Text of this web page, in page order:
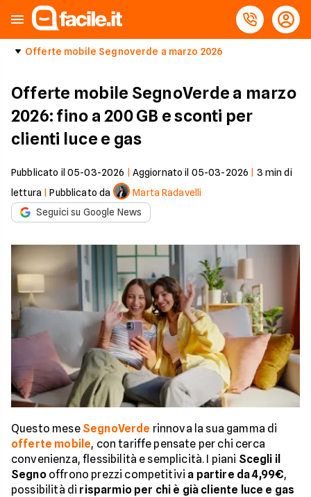
Offerte mobile Segnoverde a marzo 2026
Offerte mobile SegnoVerde a marzo
2026: fino a 200 GB e sconti per
clienti luce e gas
Pubblicato il 05-03-2026 Aggiornato il 05-03-2026 3 min di
lettura |Pubblicato da
Marta Radavelli
Seguici su Google News
Questo mese SegnoVerde rinnova la sua gamma di
offerte mobile, con tariffe pensate per chi cerca
convenienza, flessibilità e semplicità. I piani Scegli il
Segnooffrono prezzi competitivi a partire da 4,99€,
possibilità di risparmio per chi è già cliente luce e gas